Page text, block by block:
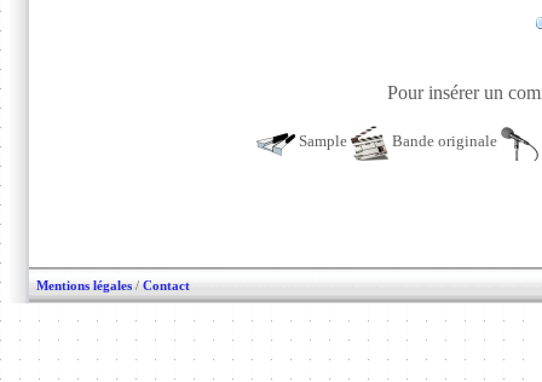
Pour insérer un
Sample Bande originale
Mentions légales / Contact